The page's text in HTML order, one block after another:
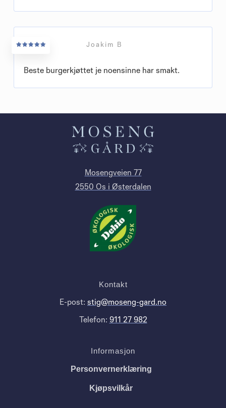
Joakim B
Beste burgerkjøttet je noensinne har smakt.
Mosengveien 77
2550 Os i Østerdalen
Kontakt
E-post: stig@moseng-gard.no
Telefon: 911 27 982
Informasjon
Personvernerklæring
Kjøpsvilkår